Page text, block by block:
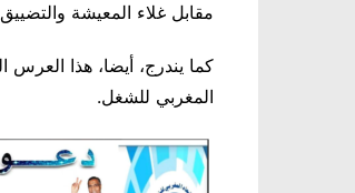
مقابل غلاء المعيشة
المغربي للشغل.